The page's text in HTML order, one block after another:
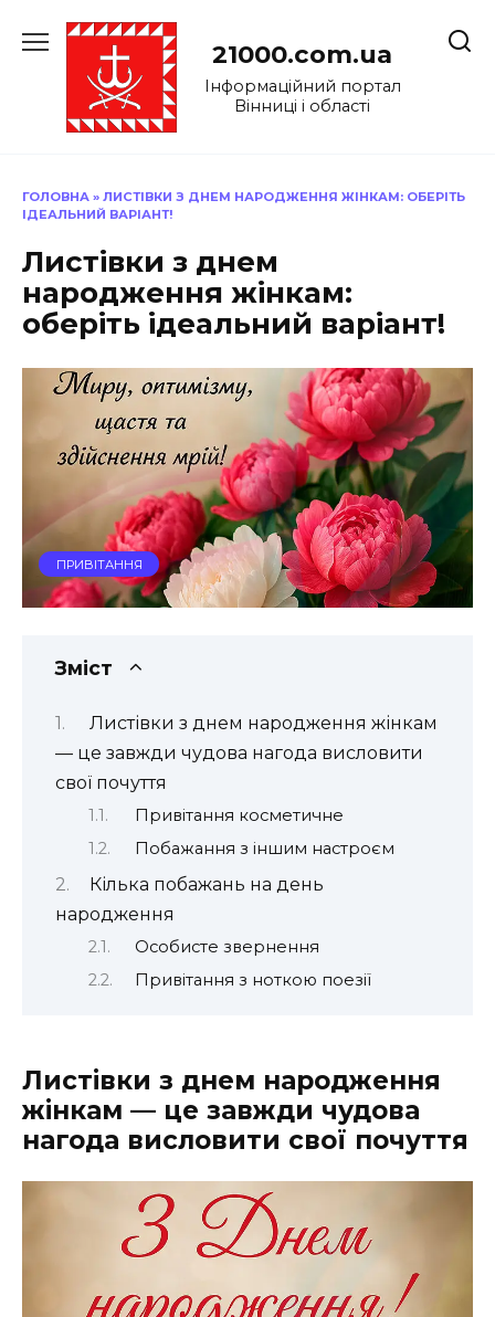
до
21000.com.ua
Інформаційний портал
Вінниці і області
ГОЛОВНА » ЛИСТІВКИ З ДНЕМ НАРОДЖЕННЯ ЖІНКАМ: ОБЕРІТЬ
ІДЕАЛЬНИЙ ВАРІАНТ!
Листівки з днем
народження жінкам:
оберіть ідеальний варіант!
ПРИВІТАННЯ
Зміст
Листівки з днем народження жінкам
— це завжди чудова нагода висловити
свої почуття
Привітання косметичне
Побажання з іншим настроєм
Кілька побажань на день
народження
Особисте звернення
Привітання з ноткою поезії
Листівки з днем народження
жінкам — це завжди чудова
нагода висловити свої почуття